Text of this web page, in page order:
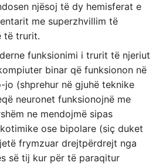
njësoj të dy hemisferat e
me superzhvillim të
të trurit.
funksionimi i trurit të njeriut
binar që funksionon në
jo (shprehur në gjuhë teknike
neuronet funksionojnë me
ne mendojmë sipas
ose bipolare (siç duket
frymzuar drejtpërdrejt nga
së tij kur për të paraqitur